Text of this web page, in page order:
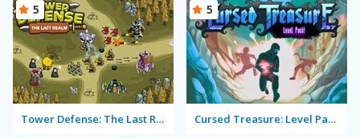
Tower Defense: The Last Realm
5
Cursed Treasure: Level Pack!
5